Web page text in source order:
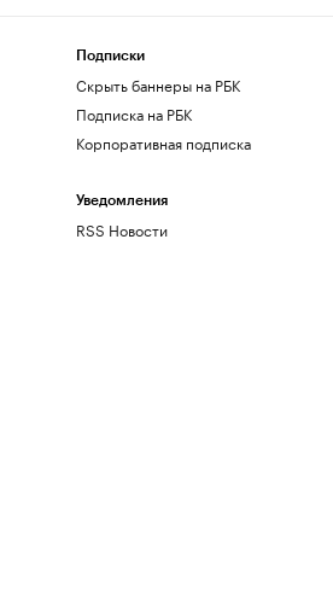
Подписки
Скрыть баннеры на РБК
Подписка на РБК
Корпоративная подписка
Уведомления
RSS Новости